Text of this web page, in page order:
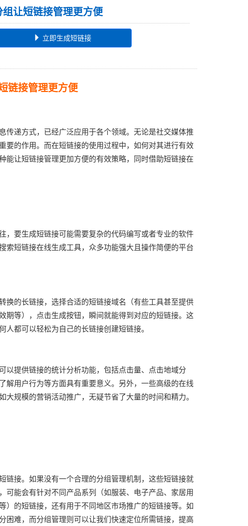
组让短链接管理更方便
立即生成短链接
链接管理更方便
传递方式，已经广泛应用于各个领域。无论是社交媒体推
要的作用。而在短链接的使用过程中，如何对其进行有效
能让短链接管理更加方便的有效策略，同时借助短链接在
，要生成短链接可能需要复杂的代码编写或者专业的软件
索短链接在线生成工具，众多功能强大且操作简便的平台
换的长链接，选择合适的短链接域名（有些工具甚至提供
期等），点击生成按钮，瞬间就能得到对应的短链接。这
都可以轻松为自己的长链接创建短链接。
以提供链接的统计分析功能，包括点击量、点击地域分
解用户行为等方面具有重要意义。另外，一些高级的在线
规模的营销活动推广，无疑节省了大量的时间和精力。
链接。如果没有一个合理的分组管理机制，这些短链接就
可能会有针对不同产品系列（如服装、电子产品、家居用
）的短链接，还有用于不同地区市场推广的短链接等。如
困难，而分组管理则可以让我们快速定位所需链接，提高